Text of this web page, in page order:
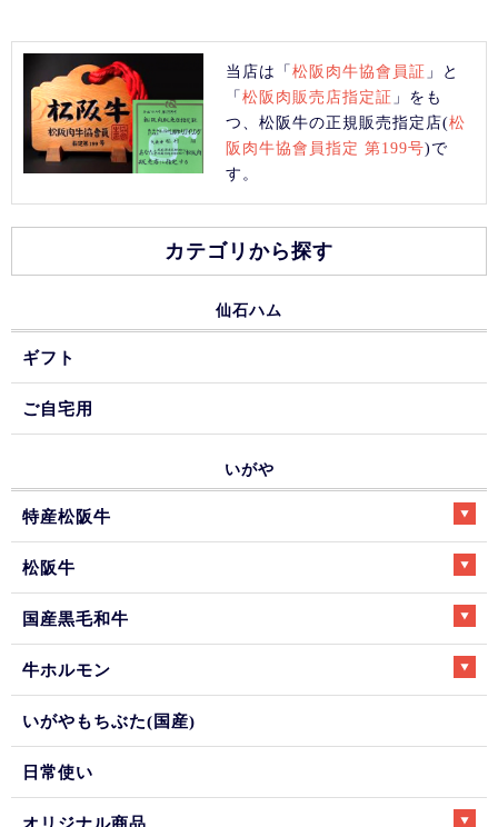
当店は「松阪肉牛協會員証 」と
「松阪肉販売店指定証 」をも
つ、松阪牛の正規販売指定店(松
阪肉牛協會員指定 第199号)で
す。
カテゴリから探す
仙石ハム
ギフト
ご自宅用
いがや
特産松阪牛
松阪牛
国産黒毛和牛
牛ホルモン
いがやもちぶた(国産)
日常使い